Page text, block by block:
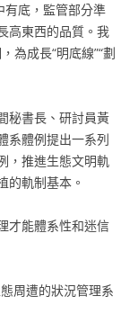
有底，監管部分準
高東西的品質。我
為成長“明底線”“劃
秘書長、研討員黃
系體例提出一系列
，推進生態文明軌
的軌制基本。
才能體系性和迷信
周遭的狀況管理系